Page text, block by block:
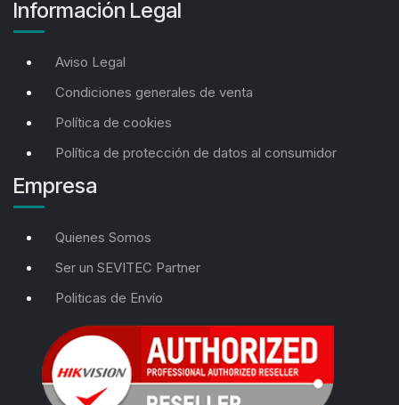
Información Legal
Aviso Legal
Condiciones generales de venta
Política de cookies
Política de protección de datos al consumidor
Empresa
Quienes Somos
Ser un SEVITEC Partner
Politicas de Envío